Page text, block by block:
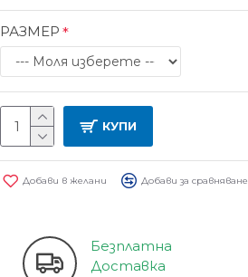
РАЗМЕР
КУПИ
Добави в желани Добави за сравняване
Безплатна
Доставка